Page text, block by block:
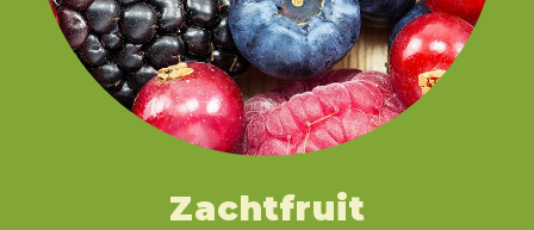
Zachtfruit